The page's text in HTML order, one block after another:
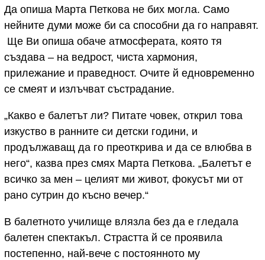
Да опиша Марта Петкова не бих могла. Само
нейните думи може би са способни да го направят.
Ще Ви опиша обаче атмосферата, която тя
създава – на ведрост, чиста хармония,
прилежание и праведност. Очите й едновременно
се смеят и излъчват състрадание.
„Какво е балетът ли? Питате човек, открил това
изкуство в ранните си детски години, и
продължаващ да го преоткрива и да се влюбва в
него“, казва през смях Марта Петкова. „Балетът е
всичко за мен – целият ми живот, фокусът ми от
рано сутрин до късно вечер.“
В балетното училище влязла без да е гледала
балетен спектакъл. Страстта й се проявила
постепенно, най-вече с постоянното му